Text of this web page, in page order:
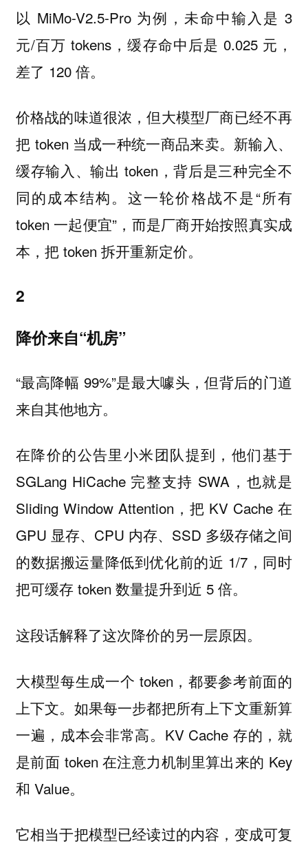
以 MiMo-V2.5-Pro 为例，未命中输入是 3
元/百万 tokens，缓存命中后是 0.025 元，
差了 120 倍。
价格战的味道很浓，但大模型厂商已经不再
把 token 当成一种统一商品来卖。新输入、
缓存输入、输出 token，背后是三种完全不
同的成本结构。这一轮价格战不是“所有
token 一起便宜”，而是厂商开始按照真实成
本，把 token 拆开重新定价。
2
降价来自“机房”
“最高降幅 99%”是最大噱头，但背后的门道
来自其他地方。
在降价的公告里小米团队提到，他们基于
SGLang HiCache 完整支持 SWA，也就是
Sliding Window Attention，把 KV Cache 在
GPU 显存、CPU 内存、SSD 多级存储之间
的数据搬运量降低到优化前的近 1/7，同时
把可缓存 token 数量提升到近 5 倍。
这段话解释了这次降价的另一层原因。
大模型每生成一个 token，都要参考前面的
上下文。如果每一步都把所有上下文重新算
一遍，成本会非常高。KV Cache 存的，就
是前面 token 在注意力机制里算出来的 Key
和 Value。
它相当于把模型已经读过的内容，变成可复